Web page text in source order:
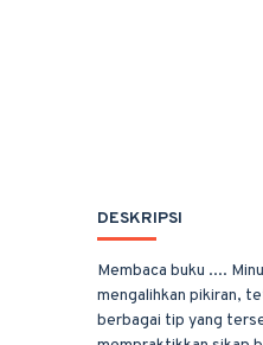
DESKRIPSI
Membaca buku ....
mengalihkan pikiran,
berbagai tip yang